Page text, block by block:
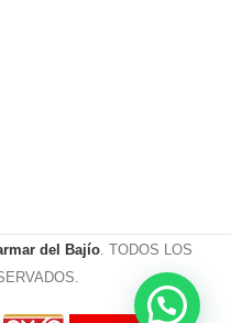
del Bajío. TODOS LOS